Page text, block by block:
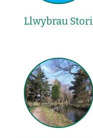
Llwybrau Stori